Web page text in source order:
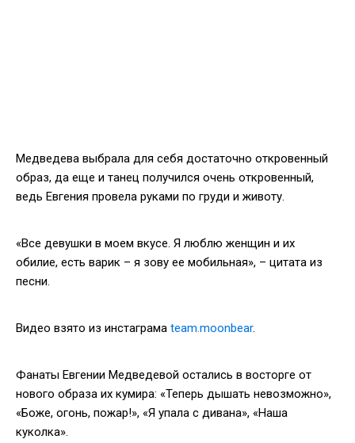
Медведева выбрала для себя достаточно откровенный
образ, да еще и танец получился очень откровенный,
ведь Евгения провела руками по груди и животу.
«Все девушки в моем вкусе. Я люблю женщин и их
обилие, есть варик – я зову ее мобильная», – цитата из
песни.
Видео взято из инстаграма team.moonbear.
Фанаты Евгении Медведевой остались в восторге от
нового образа их кумира: «Теперь дышать невозможно»,
«Боже, огонь, пожар!», «Я упала с дивана», «Наша
куколка».